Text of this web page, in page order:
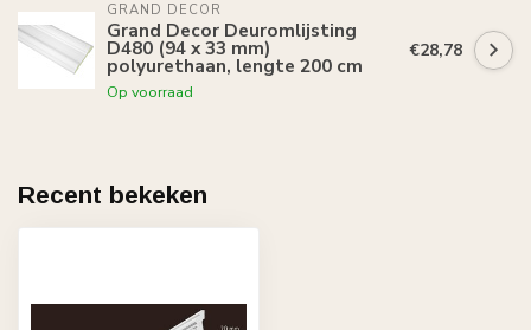
GRAND DECOR
Grand Decor Deuromlijsting
D480 (94 x 33 mm)
polyurethaan, lengte 200 cm
Op voorraad
€28,78
Recent bekeken